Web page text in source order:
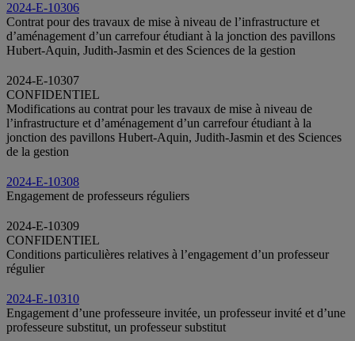
2024-E-10306
Contrat pour des travaux de mise à niveau de l’infrastructure et
d’aménagement d’un carrefour étudiant à la jonction des pavillons
Hubert-Aquin, Judith-Jasmin et des Sciences de la gestion
2024-E-10307
CONFIDENTIEL
Modifications au contrat pour les travaux de mise à niveau de
l’infrastructure et d’aménagement d’un carrefour étudiant à la
jonction des pavillons Hubert-Aquin, Judith‑Jasmin et des Sciences
de la gestion
2024-E-10308
Engagement de professeurs réguliers
2024-E-10309
CONFIDENTIEL
Conditions particulières relatives à l’engagement d’un professeur
régulier
2024-E-10310
Engagement d’une professeure invitée, un professeur invité et d’une
professeure substitut, un professeur substitut